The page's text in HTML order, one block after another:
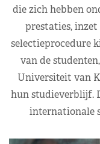
die zich hebben
prestaties,
selectieprocedure
van de
Universiteit van
hun studieverblijf.
internationale